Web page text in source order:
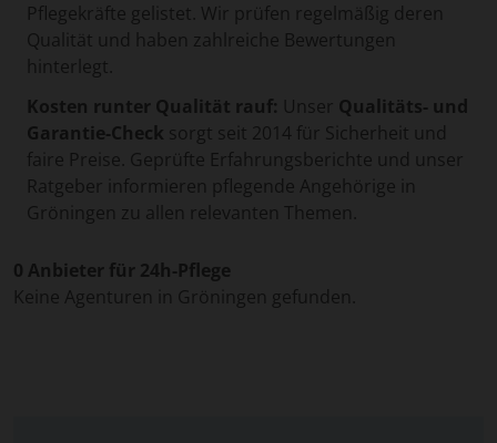
Pflegekräfte gelistet. Wir prüfen regelmäßig deren
Qualität und haben zahlreiche Bewertungen
hinterlegt.
Kosten runter Qualität rauf: Unser Qualitäts- und
Garantie-Check sorgt seit 2014 für Sicherheit und
faire Preise. Geprüfte Erfahrungsberichte und unser
Ratgeber informieren pflegende Angehörige in
Gröningen zu allen relevanten Themen.
0 Anbieter für 24h-Pflege
Keine Agenturen in Gröningen gefunden.